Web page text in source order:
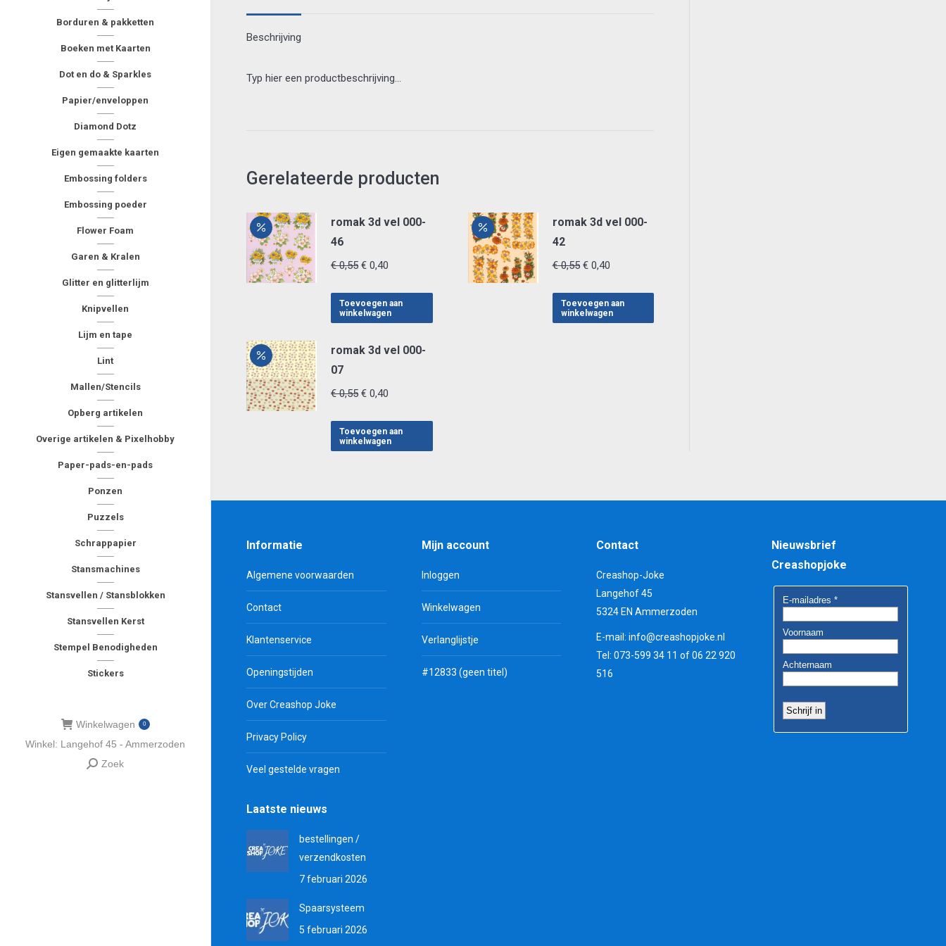
Borduren & pakketten
Boeken met Kaarten
Dot en do & Sparkles
Papier/enveloppen
Diamond Dotz
Eigen gemaakte kaarten
Embossing folders
Embossing poeder
Flower Foam
Garen & Kralen
Glitter en glitterlijm
Knipvellen
Lijm en tape
Lint
Mallen/Stencils
Opberg artikelen
Overige artikelen & Pixelhobby
Paper-pads-en-pads
Ponzen
Puzzels
Schrappapier
Stansmachines
Stansvellen / Stansblokken
Stansvellen Kerst
Stempel Benodigheden
Stickers
Winkelwagen 0
Winkel: Langehof 45 - Ammerzoden
Zoeken:
Zoek
Beschrijving
Typ hier een productbeschrijving…
Gerelateerde producten
romak 3d vel 000-
46
€0,55 Oorspronkelijke
was:
€ 0,55.
€ 0,40
is:
€ 0,40.
Toevoegen aan
winkelwagen
romak 3d vel 000-
42
€0,55 Oorspronkelijke
was:
€ 0,55.
€0,40Huidige
is:
€ 0,40.
Toevoegen aan
winkelwagen
romak 3d vel 000-
07
€0,55 Oorspronkelijke
was:
€ 0,55.
€ 0,40
is:
€ 0,40.
Toevoegen aan
winkelwagen
Informatie
Algemene voorwaarden
Contact
Klantenservice
Openingstijden
Over Creashop Joke
Privacy Policy
Veel gestelde vragen
Mijn account
Inloggen
Winkelwagen
Verlanglijstje
#12833 (geen titel)
Contact
Creashop-Joke
Langehof 45
5324 EN Ammerzoden
E-mail: info@creashopjoke.nl
Tel: 073-599 34 11 of 06 22 920
516
Nieuwsbrief
Creashopjoke
Laatste nieuws
bestellingen /
verzendkosten
7 februari 2026
Spaarsysteem
5 februari 2026